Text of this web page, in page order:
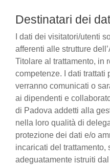
Destinatari dei
I dati dei visitatori/utenti
afferenti alle strutture
Titolare al trattamento, in
competenze. I dati trattati
verranno comunicati o
ai dipendenti e
di Padova addetti alla
nella loro qualità di
protezione dei dati e/o
incaricati del trattamento,
adeguatamente istruiti